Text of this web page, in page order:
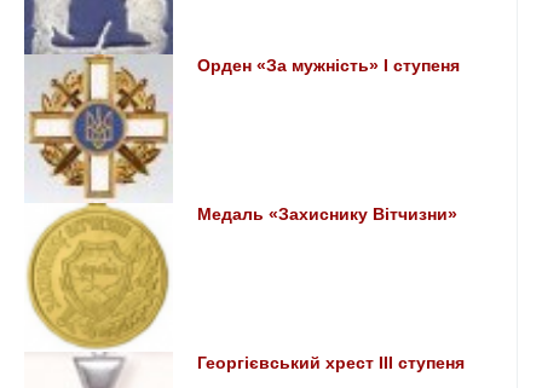
Орден «За мужність» I ступеня
Медаль «Захиснику Вітчизни»
Георгієвський хрест ІІІ ступеня